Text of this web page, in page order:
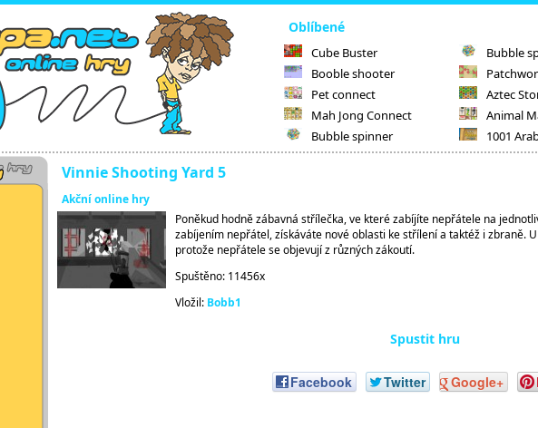
Oblíbené
Cube Buster
Booble shooter
Pet connect
Mah Jong Connect
Bubble spinner
Bubble
Aztec
Animal
1001
Vinnie Shooting Yard 5
Akční online hry
Poněkud hodně zábavná střílečka, ve které zabíjíte nepřátele na
zabíjením nepřátel, získáváte nové oblasti ke střílení a taktéž i zbraně.
protože nepřátele se objevují z různých zákoutí.
Spuštěno: 11456x
Vložil: Bobb1
Spustit hru
Facebook Twitter Google+